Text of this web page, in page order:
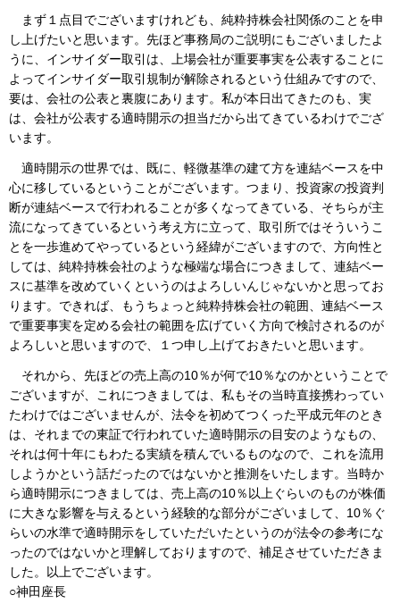
まず１点目でございますけれども、純粋持株会社関係のことを申
し上げたいと思います。先ほど事務局のご説明にもございましたよ
うに、インサイダー取引は、上場会社が重要事実を公表することに
よってインサイダー取引規制が解除されるという仕組みですので、
要は、会社の公表と裏腹にあります。私が本日出てきたのも、実
は、会社が公表する適時開示の担当だから出てきているわけでござ
います。
適時開示の世界では、既に、軽微基準の建て方を連結ベースを中
心に移しているということがございます。つまり、投資家の投資判
断が連結ベースで行われることが多くなってきている、そちらが主
流になってきているという考え方に立って、取引所ではそういうこ
とを一歩進めてやっているという経緯がございますので、方向性と
しては、純粋持株会社のような極端な場合につきまして、連結ベー
スに基準を改めていくというのはよろしいんじゃないかと思ってお
ります。できれば、もうちょっと純粋持株会社の範囲、連結ベース
で重要事実を定める会社の範囲を広げていく方向で検討されるのが
よろしいと思いますので、１つ申し上げておきたいと思います。
それから、先ほどの売上高の10％が何で10％なのかということで
ございますが、これにつきましては、私もその当時直接携わってい
たわけではございませんが、法令を初めてつくった平成元年のとき
は、それまでの東証で行われていた適時開示の目安のようなもの、
それは何十年にもわたる実績を積んでいるものなので、これを流用
しようかという話だったのではないかと推測をいたします。当時か
ら適時開示につきましては、売上高の10％以上ぐらいのものが株価
に大きな影響を与えるという経験的な部分がございまして、10％ぐ
らいの水準で適時開示をしていただいたというのが法令の参考にな
ったのではないかと理解しておりますので、補足させていただきま
した。以上でございます。
○神田座長